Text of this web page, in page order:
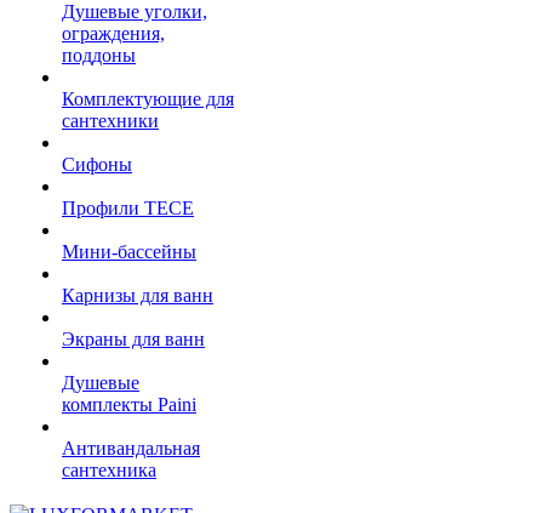
Душевые уголки,
ограждения,
поддоны
Комплектующие для
сантехники
Сифоны
Профили TECE
Мини-бассейны
Карнизы для ванн
Экраны для ванн
Душевые
комплекты Paini
Антивандальная
сантехника